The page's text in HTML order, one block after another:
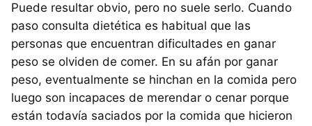
Puede resultar obvio, pero no suele serlo. Cuando
paso consulta dietética es habitual que las
personas que encuentran dificultades en ganar
peso se olviden de comer. En su afán por ganar
peso, eventualmente se hinchan en la comida pero
luego son incapaces de merendar o cenar porque
están todavía saciados por la comida que hicieron